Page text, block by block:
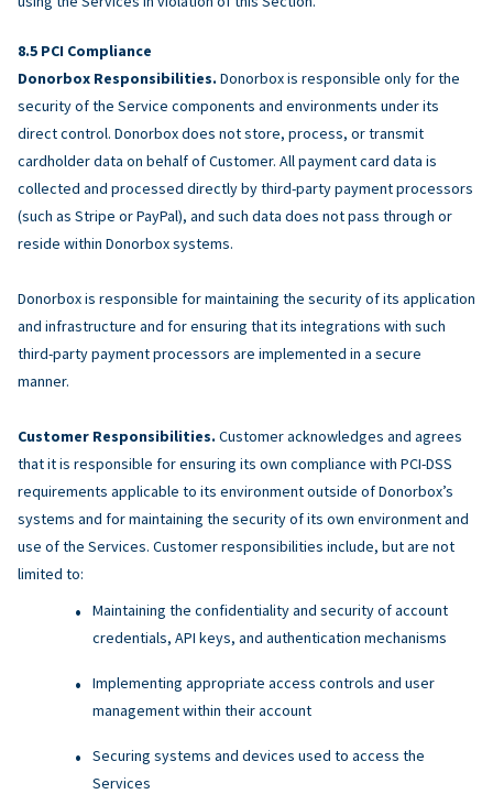
PCI Compliance
Donorbox Responsibilities. Donorbox is responsible only for the
security of the Service components and environments under its
direct control. Donorbox does not store, process, or transmit
cardholder data on behalf of Customer. All payment card data is
collected and processed directly by third-party payment processors
(such as Stripe or PayPal), and such data does not pass through or
reside within Donorbox systems.
Donorbox is responsible for maintaining the security of its application
and infrastructure and for ensuring that its integrations with such
third-party payment processors are implemented in a secure
manner.
Customer Responsibilities. Customer acknowledges and agrees
that it is responsible for ensuring its own compliance with PCI-DSS
requirements applicable to its environment outside of Donorbox’s
systems and for maintaining the security of its own environment and
use of the Services. Customer responsibilities include, but are not
limited to:
Maintaining the confidentiality and security of account
credentials, API keys, and authentication mechanisms
Implementing appropriate access controls and user
management within their account
Securing systems and devices used to access the
Services